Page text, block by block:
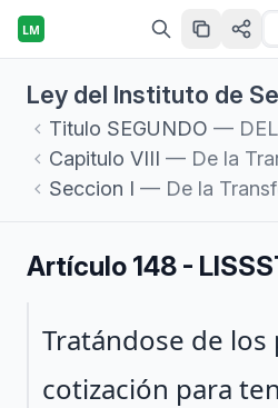
LM
Titulo SEGUNDO — DEL
Capitulo VIII — De la Transferencia
Seccion I — De la Transferencia de Derechos
Artículo 148 -
Párrafo 1
Tratándose de
cotización para